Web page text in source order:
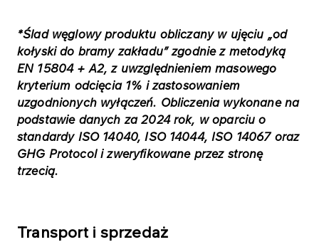
*Ślad węglowy produktu obliczany w ujęciu „od
kołyski do bramy zakładu” zgodnie z metodyką
EN 15804 + A2, z uwzględnieniem masowego
kryterium odcięcia 1% i zastosowaniem
uzgodnionych wyłączeń. Obliczenia wykonane na
podstawie danych za 2024 rok, w oparciu o
standardy ISO 14040, ISO 14044, ISO 14067 oraz
GHG Protocol i zweryfikowane przez stronę
trzecią.
Transport i sprzedaż